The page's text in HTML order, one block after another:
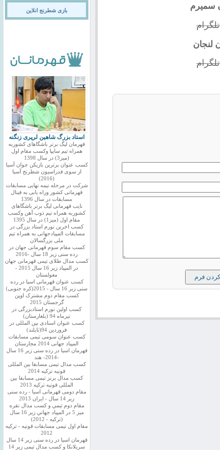
سمیرم
لنجان
بازی شطرنج انلاین
استاد بزرگ شاهین لرپری زنگنه
قهرمان لیگ برتر باشگاهای کشوربه
همراه تیم سایپا وکسب مقام اول
(میز3) در سال 1398
کسب عنوان برترین بازیکن جوان آسیا
از سوی فدراسیون شطرنج آسیا
(2016)
شرکت در مرحله نیمه نهایی مسابقات
قهرمانی کشور وراه یابی به فینال
مسابقات در سال 1396
نایب قهرمانی لیگ برتر باشگاهای
کشوربه همراه تیم ذوب آهن وکسب
مقام اول (میز1) در سال 1395
کسب اخرین نورم استاد بزرگی در
مسابقات المپیادجهانی به همراه تیم
ملی بزرگسالان
کسب مقام سوم قهرمانی جهان در
رده سنی زیر 18 سال -2016
کسب مدال طلای تیمی قهرمانی جهان
در المپیاد زیر 16 سال 2015 -
مغولستان
کسب عنوان قهرمانی اسیا در رده
سنی زیر 16 سال - 2015(کره جنوبی)
کسب مقام دوم مشترک اوپن
گرجستان 2015
کسب اولین نورم استادبزرگی در
تیرماه 94 (بلغارستان)
کسب عنوان استادی بین المللی در
فروردین 94(تایلند)
کسب عنوان سومی تیمی مسابقات
المپیاد جهانی 2014 مجارستان
قهرمان اسیا در رده سنی زیر 16 سال
-2014- هند
کسب مدال تیمی مسابقا بین المللی
قونیه ترکیه 2014
کسب مدال برنز تیمی مسابقا بین
المللی قونیه ترکیه 2013
مقام دومی قهرمانی اسیا - رده سنی
زیر 14 سال - ایران 2013
مقام دوم تيمي و كسب مدال نقره
ميز 5 در المپياد جهاني زير 16 سال
(تركيه - 2012)
مقام اول تیمی مسابقات قونیه - ترکیه
2012
قهرمان اسیا در رده سنی زیر 14 سال
سريلانكا و کسب مدال تیمی زیر 14